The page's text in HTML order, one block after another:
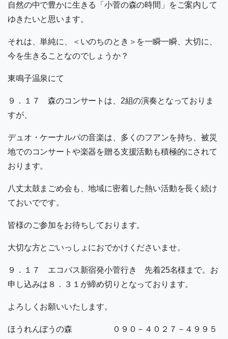
自然の中で豊かに生きる「小菅の森の時間」をご案内して
ゆきたいと思います。
それは、単純に、＜いのちのとき＞を一瞬一瞬、大切に、
今を生きることなのでしょうか？
東鳴子温泉にて
９．１７ 森のコンサートは、2組の演奏となっておりま
すが、
デュオ・ケーナルパの音楽は、多くのフアンを持ち、被災
地でのコンサートや楽器を贈る支援活動も積極的にされて
おります。
八丈太鼓まごめ会も、地域に密着した熱い活動を長く続け
ておいでです。
皆様のご参加をお待ちしております。
大切な方とごいっしょにおでかけくださいませ。
９．１７ エコバス新宿発小菅行き 先着25名様まで。お
申し込みは８．３１が締め切りとなっております。
よろしくお願いいたします。
ほうれんぼうの森 ０９０－４０２７－４９９５